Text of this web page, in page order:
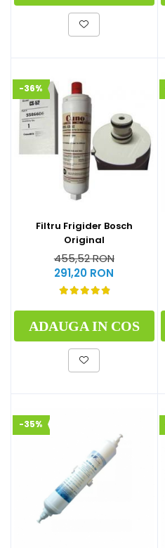
-36%
Filtru Frigider Bosch
Original
455,52 RON
291,20 RON
ADAUGA IN COS
-35%